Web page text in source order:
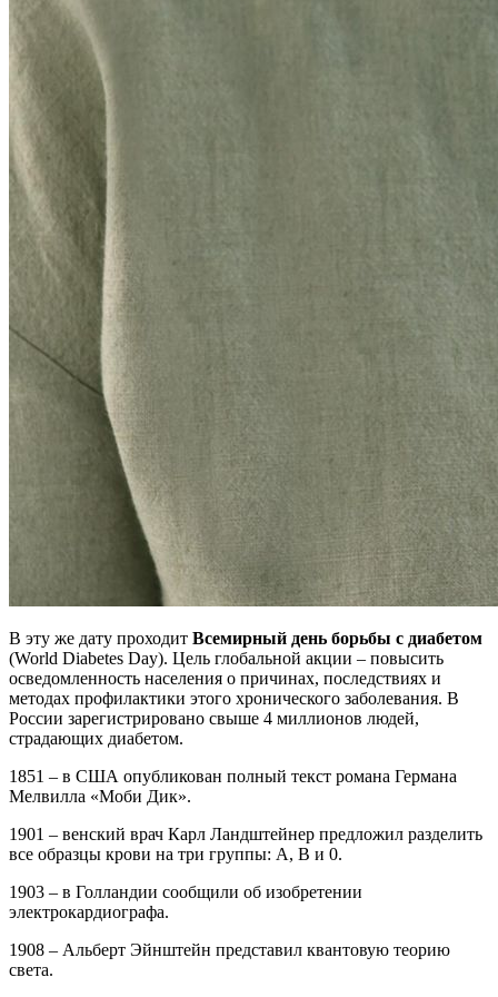
В эту же дату проходит Всемирный день борьбы с диабетом
(World Diabetes Day). Цель глобальной акции – повысить
осведомленность населения о причинах, последствиях и
методах профилактики этого хронического заболевания. В
России зарегистрировано свыше 4 миллионов людей,
страдающих диабетом.
1851 – в США опубликован полный текст романа Германа
Мелвилла «Моби Дик».
1901 – венский врач Карл Ландштейнер предложил разделить
все образцы крови на три группы: А, В и 0.
1903 – в Голландии сообщили об изобретении
электрокардиографа.
1908 – Альберт Эйнштейн представил квантовую теорию
света.